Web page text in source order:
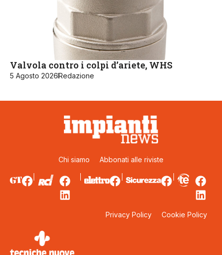
Valvola contro i colpi d’ariete, WHS
5 Agosto 2026Redazione
Chi siamo Abbonati alle riviste
Privacy Policy Cookie Policy